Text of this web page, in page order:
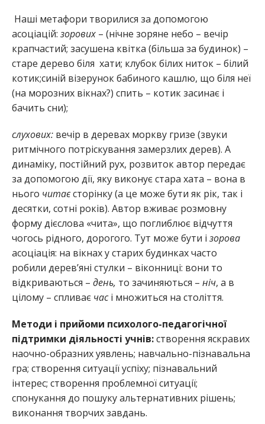
Наші метафори творилися за допомогою
асоціацій: зорових – (нічне зоряне небо – вечір
крапчастий; засушена квітка (більша за будинок) –
старе дерево біля хати; клубок білих ниток – білий
котик;синій візерунок бабиного кашлю, що біля неї
(на морозних вікнах?) спить – котик засинає і
бачить сни);
слухових: вечір в деревах моркву гризе (звуки
ритмічного потріскування замерзлих дерев). А
динаміку, постійний рух, розвиток автор передає
за допомогою дії, яку виконує стара хата – вона в
нього читаєсторінку (а це може бути як рік, так і
десятки, сотні років). Автор вживає розмовну
форму дієслова «чита», що поглиблює відчуття
чогось рідного, дорогого. Тут може бути і зорова
асоціація: на вікнах у старих будинках часто
робили дерев’яні стулки – віконниці: вони то
відкриваються – день, то зачиняються – ніч, а в
цілому – спливає часі множиться на століття.
Методи і прийоми психолого-педагогічної
підтримки діяльності учнів:створення яскравих
наочно-образних уявлень; навчально-пізнавальна
гра; створення ситуації успіху; пізнавальний
інтерес; створення проблемної ситуації;
спонукання до пошуку альтернативних рішень;
виконання творчих завдань.